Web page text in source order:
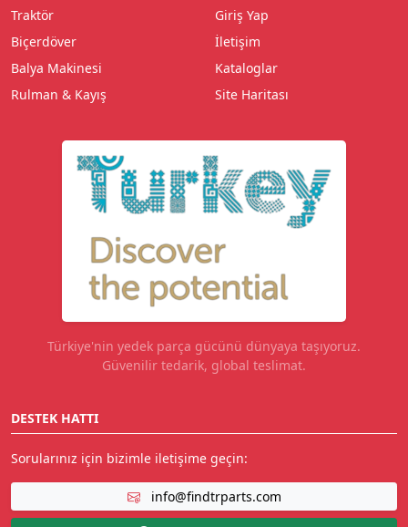
Traktör
Biçerdöver
Balya Makinesi
Rulman & Kayış
Giriş Yap
İletişim
Kataloglar
Site Haritası
Türkiye'nin yedek parça gücünü dünyaya taşıyoruz.
Güvenilir tedarik, global teslimat.
DESTEK HATTI
Sorularınız için bizimle iletişime geçin:
info@findtrparts.com